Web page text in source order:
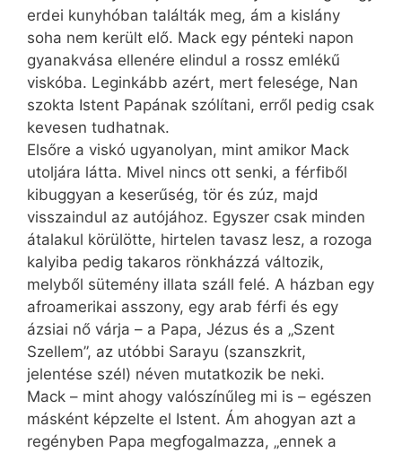
erdei kunyhóban találták meg, ám a kislány
soha nem került elő. Mack egy pénteki napon
gyanakvása ellenére elindul a rossz emlékű
viskóba. Leginkább azért, mert felesége, Nan
szokta Istent Papának szólítani, erről pedig csak
kevesen tudhatnak.
Elsőre a viskó ugyanolyan, mint amikor Mack
utoljára látta. Mivel nincs ott senki, a férfiből
kibuggyan a keserűség, tör és zúz, majd
visszaindul az autójához. Egyszer csak minden
átalakul körülötte, hirtelen tavasz lesz, a rozoga
kalyiba pedig takaros rönkházzá változik,
melyből sütemény illata száll felé. A házban egy
afroamerikai asszony, egy arab férfi és egy
ázsiai nő várja – a Papa, Jézus és a „Szent
Szellem”, az utóbbi Sarayu (szanszkrit,
jelentése szél) néven mutatkozik be neki.
Mack – mint ahogy valószínűleg mi is – egészen
másként képzelte el Istent. Ám ahogyan azt a
regényben Papa megfogalmazza, „ennek a